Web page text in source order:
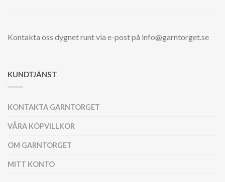
Kontakta oss dygnet runt via e-post på info@garntorget.se
KUNDTJÄNST
KONTAKTA GARNTORGET
VÅRA KÖPVILLKOR
OM GARNTORGET
MITT KONTO